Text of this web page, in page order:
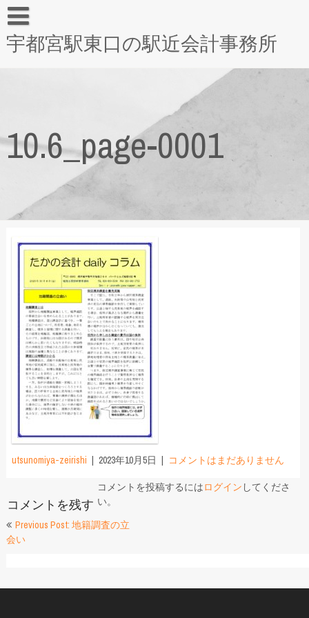
宇都宮駅東口の駅近会計事務所
10.6_page-0001
utsunomiya-zeirishi 2023年10月5日 コメントはまだありません
コメントを残す
コメントを投稿するにはログイン してくださ
い。
投
稿
ビ
Previous Post: 地籍調査の立
会い